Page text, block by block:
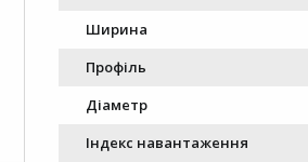
Ширина
Профіль
Діаметр
Індекс навантаження